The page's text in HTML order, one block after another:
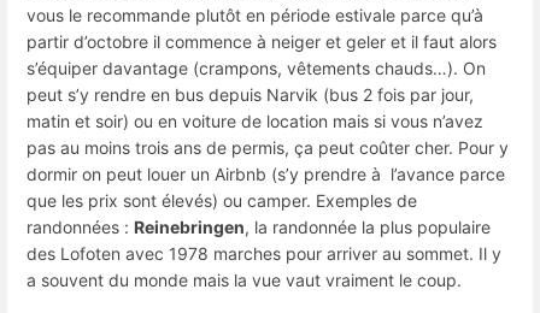
vous le recommande plutôt en période estivale parce qu’à
partir d’octobre il commence à neiger et geler et il faut alors
s’équiper davantage (crampons, vêtements chauds…). On
peut s’y rendre en bus depuis Narvik (bus 2 fois par jour,
matin et soir) ou en voiture de location mais si vous n’avez
pas au moins trois ans de permis, ça peut coûter cher. Pour y
dormir on peut louer un Airbnb (s’y prendre à l’avance parce
que les prix sont élevés) ou camper. Exemples de
randonnées : Reinebringen, la randonnée la plus populaire
des Lofoten avec 1978 marches pour arriver au sommet. Il y
a souvent du monde mais la vue vaut vraiment le coup.